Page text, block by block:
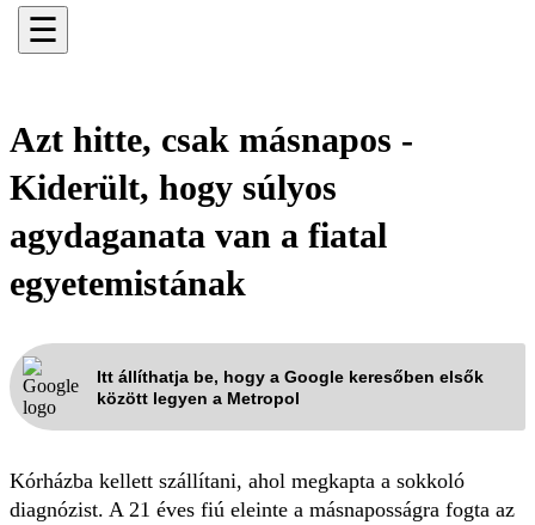
☰
Azt hitte, csak másnapos -
Kiderült, hogy súlyos
agydaganata van a fiatal
egyetemistának
Itt állíthatja be, hogy a Google keresőben elsők
között legyen a Metropol
Kórházba kellett szállítani, ahol megkapta a sokkoló
diagnózist. A 21 éves fiú eleinte a másnaposságra fogta az